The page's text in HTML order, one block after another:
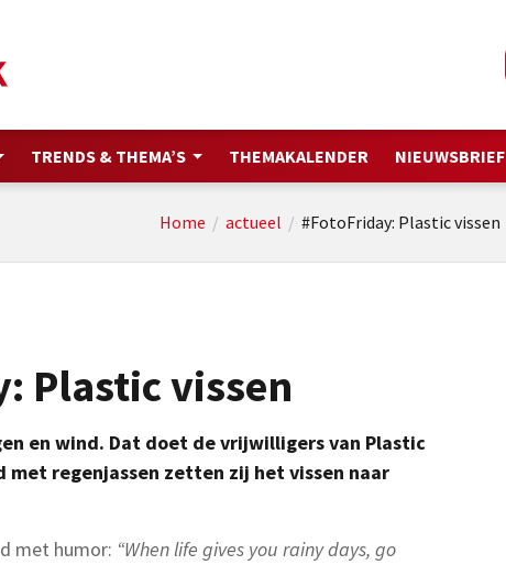
TRENDS & THEMA’S THEMAKALENDER NIEUWSBRIEF
Home / actueel / #FotoFriday: Plastic vissen
Plastic vissen
en wind. Dat doet de vrijwilligers van Plastic
met regenjassen zetten zij het vissen naar
met humor: “When life gives you rainy days, go